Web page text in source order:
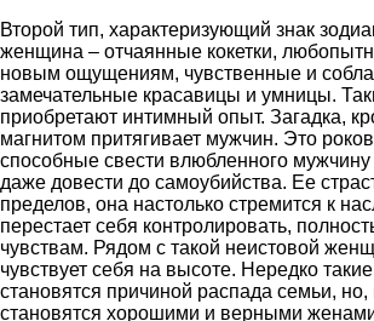
Второй тип, характеризующий знак
женщина – отчаянные кокетки,
новым ощущениям, чувственные и
замечательные красавицы и умницы.
приобретают интимный опыт. Загадка,
магнитом притягивает мужчин. Это
способные свести влюбленного мужчину
даже довести до самоубийства. Ее
пределов, она настолько стремится к
перестает себя контролировать,
чувствам. Рядом с такой неистовой
чувствует себя на высоте. Нередко
становятся причиной распада семьи,
становятся хорошими и верными